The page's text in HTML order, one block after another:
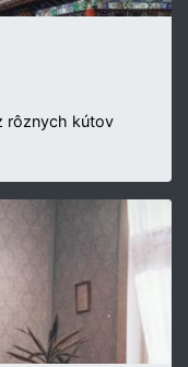
rôznych kútov